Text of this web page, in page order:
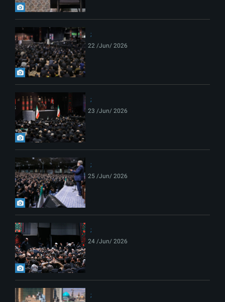
22 /Jun/ 2026
23 /Jun/ 2026
25 /Jun/ 2026
24 /Jun/ 2026